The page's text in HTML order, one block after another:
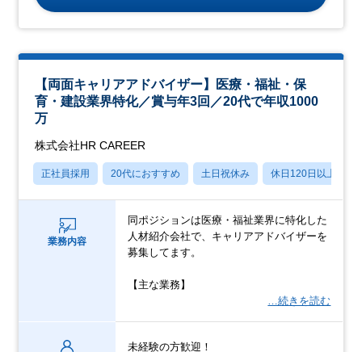
【両面キャリアアドバイザー】医療・福祉・保
育・建設業界特化／賞与年3回／20代で年収1000
万
株式会社HR CAREER
正社員採用 20代におすすめ 土日祝休み 休日120日以上
業務内容
同ポジションは医療・福祉業界に特化した
人材紹介会社で、キャリアアドバイザーを
募集してます。
【主な業務】
…続きを読む
未経験の方歓迎！